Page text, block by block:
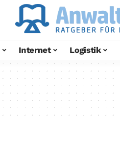
Internet Logistik